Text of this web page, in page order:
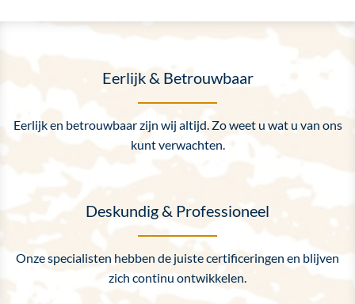
Eerlijk & Betrouwbaar
Eerlijk en betrouwbaar zijn wij altijd. Zo weet u wat u van ons
kunt verwachten.
Deskundig & Professioneel
Onze specialisten hebben de juiste certificeringen en blijven
zich continu ontwikkelen.